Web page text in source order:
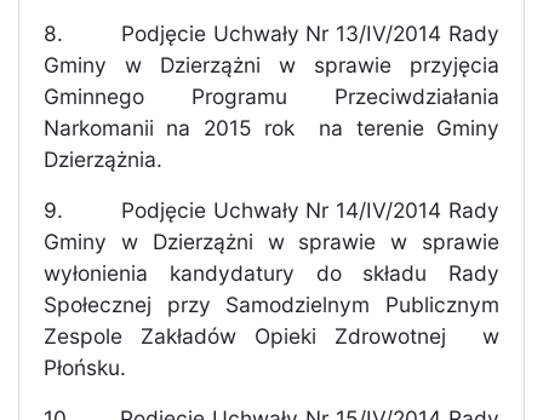
8.
Podjęcie Uchwały Nr 13/IV/2014 Rady
Gminy w Dzierzążni w sprawie przyjęcia
Gminnego Programu Przeciwdziałania
Narkomanii na 2015 rok
na terenie Gminy
Dzierzążnia.
9.
Podjęcie Uchwały Nr 14/IV/2014 Rady
Gminy w Dzierzążni w sprawiew sprawie
wyłonienia kandydatury do składu Rady
Społecznej przy Samodzielnym Publicznym
Zespole Zakładów Opieki Zdrowotnej
w
Płońsku.